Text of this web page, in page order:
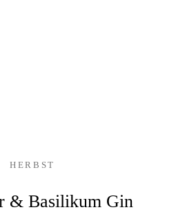
HERBST
& Basilikum Gin